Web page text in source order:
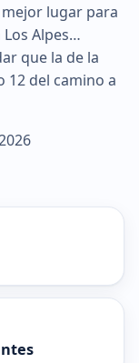
lugar para
Alpes…
que la de la
12 del camino a